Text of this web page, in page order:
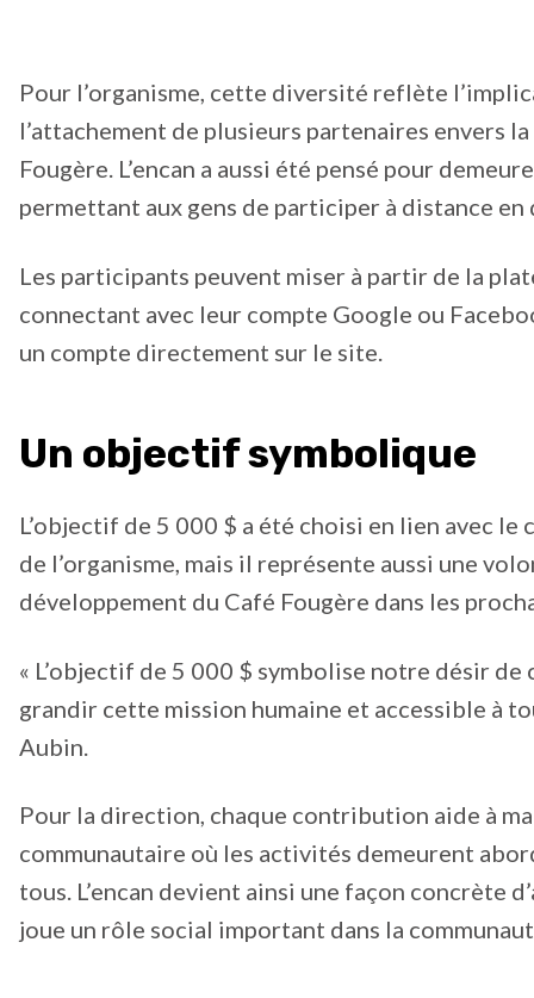
Pour l’organisme, cette diversité reflète
l’attachement de plusieurs partenaires envers
Fougère. L’encan a aussi été pensé pour
permettant aux gens de participer à distance en
Les participants peuvent miser à partir de la
connectant avec leur compte Google ou
un compte directement sur le site.
Un objectif symbolique
L’objectif de 5 000 $ a été choisi en lien avec
de l’organisme, mais il représente aussi une
développement du Café Fougère dans les
« L’objectif de 5 000 $ symbolise notre désir
grandir cette mission humaine et accessible à
Aubin.
Pour la direction, chaque contribution aide à
communautaire où les activités demeurent
tous. L’encan devient ainsi une façon concrète
joue un rôle social important dans la